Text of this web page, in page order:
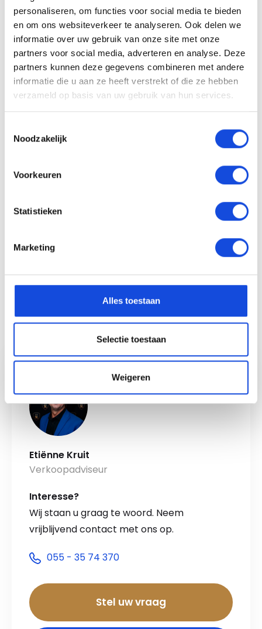
personaliseren, om functies voor social media te bieden
en om ons websiteverkeer te analyseren. Ook delen we
informatie over uw gebruik van onze site met onze
partners voor social media, adverteren en analyse. Deze
partners kunnen deze gegevens combineren met andere
informatie die u aan ze heeft verstrekt of die ze hebben
verzameld op basis van uw gebruik van hun services.
Noodzakelijk
Voorkeuren
Statistieken
Marketing
Alles toestaan
Selectie toestaan
Weigeren
occasions op voorraad. Wilt u informatie en inruilen
bel dan onze verkoopadviseurs. GELD VRIJMAKEN?
WIJ BETALEN OOK TOE OP EEN GOEDKOPE AUTO!
Alle moeite is genomen om de informatie op deze
internetsite zo accuraat en actueel mogelijk weer
te geven. Fouten zijn echter nooit uit te sluiten.
maar controleer bij aankoop de zaken die uw
Bel nu
Maak een afspraak
Auto Keijzers - RDW Erkend
Etiënne Kruit
Verkoopadviseur
Interesse?
Wij staan u graag te woord. Neem
vrijblijvend contact met ons op.
055 - 35 74 370
Stel uw vraag